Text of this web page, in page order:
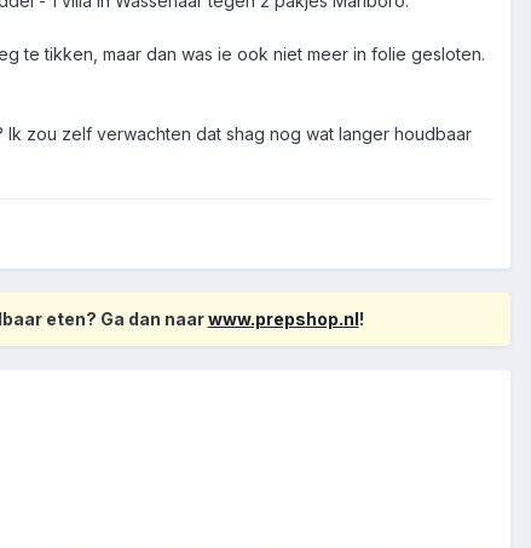
te tikken, maar dan was ie ook niet meer in folie gesloten.
zou zelf verwachten dat shag nog wat langer houdbaar
eten? Ga dan naarwww.prepshop.nl!